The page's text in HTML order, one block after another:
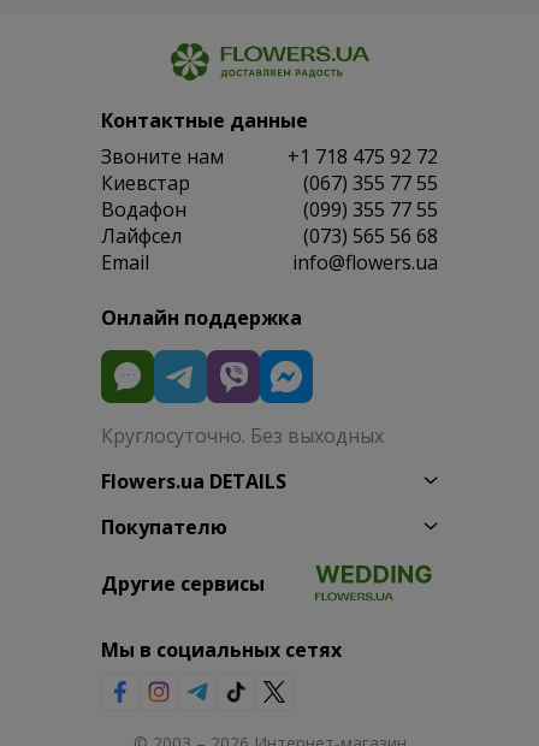
Контактные данные
Звоните нам
+1 718 475 92 72
Киевстар
(067) 355 77 55
Водафон
(099) 355 77 55
Лайфсел
(073) 565 56 68
Email
info@flowers.ua
Онлайн поддержка
Круглосуточно. Без выходных
Flowers.ua DETAILS
Покупателю
Другие сервисы
Мы в социальных сетях